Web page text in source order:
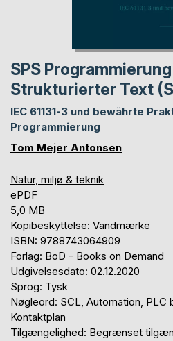
SPS
Strukturierter Text
IEC 61131-3 und bewährte
Programmierung
Tom Mejer Antonsen
Natur, miljø & teknik
ePDF
5,0 MB
Kopibeskyttelse: Vandmærke
ISBN: 9788743064909
Forlag: BoD - Books on Demand
Udgivelsesdato: 02.12.2020
Sprog: Tysk
Nøgleord: SCL, Automation, PLC
Kontaktplan
Tilgængelighed: Begrænset